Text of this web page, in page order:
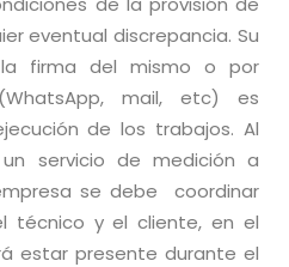
eventual discrepancia. Su
firma del mismo o por
mail, etc) es
de los trabajos. Al
servicio de medición a
se debe coordinar
técnico y el cliente, en el
estar presente durante el